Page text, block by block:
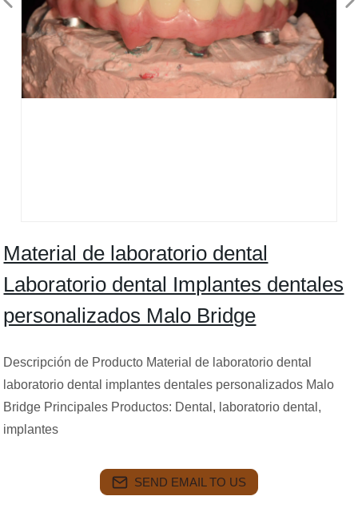
Material de laboratorio dental
Laboratorio dental Implantes dentales
personalizados Malo Bridge
Descripción de Producto Material de laboratorio dental
laboratorio dental implantes dentales personalizados Malo
Bridge Principales Productos: Dental, laboratorio dental,
implantes
SEND EMAIL TO US